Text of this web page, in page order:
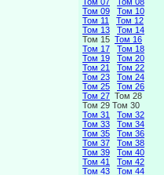
Том 09
Том 10
Том 11
Том 12
Том 13
Том 14
Том 15 Том 16
Том 17
Том 18
Том 19
Том 20
Том 21
Том 22
Том 23
Том 24
Том 25
Том 26
Том 27 Том 28
Том 29 Том 30
Том 31
Том 32
Том 33
Том 34
Том 35
Том 36
Том 37
Том 38
Том 39
Том 40
Том 41
Том 42
Том 43
Том 44